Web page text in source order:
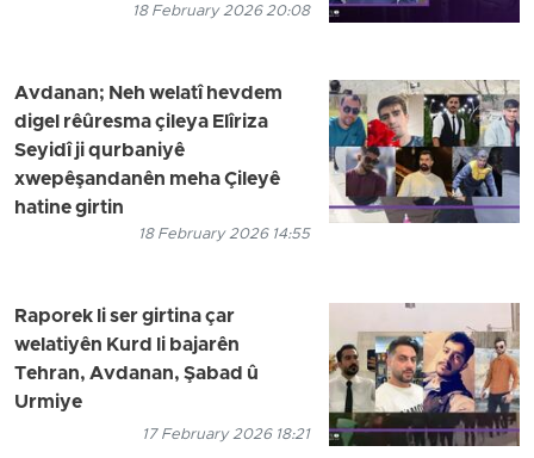
18 February 2026 20:08
Avdanan; Neh welatî hevdem
digel rêûresma çileya Elîriza
Seyidî ji qurbaniyê
xwepêşandanên meha Çileyê
hatine girtin
18 February 2026 14:55
Raporek li ser girtina çar
welatiyên Kurd li bajarên
Tehran, Avdanan, Şabad û
Urmiye
17 February 2026 18:21